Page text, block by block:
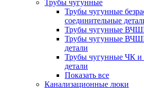
Трубы чугунные
Трубы чугунные
соединительные
Трубы чугунные
Трубы чугунные
детали
Трубы чугунные ЧК и
детали
Показать все
Канализационные люки